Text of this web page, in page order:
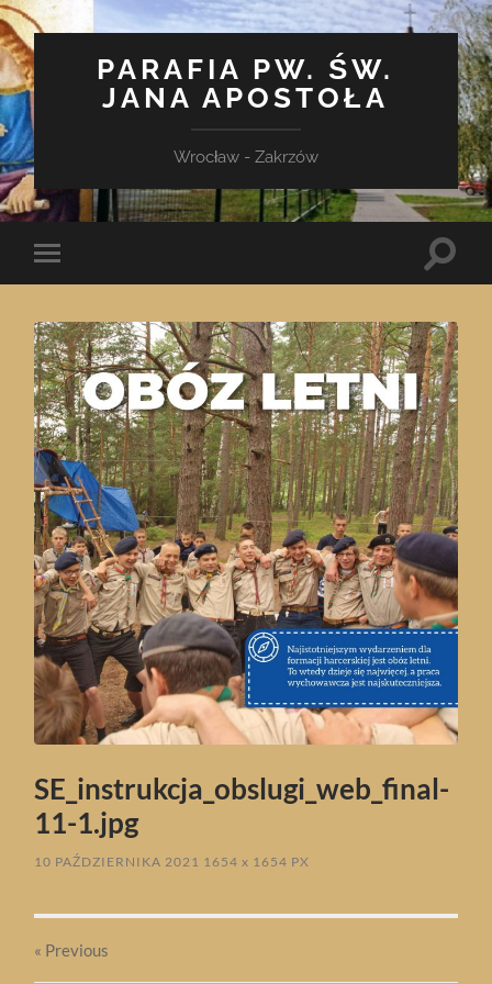
PARAFIA PW. ŚW.
JANA APOSTOŁA
Wrocław - Zakrzów
Toggle
mobile
Toggle
SE_instrukcja_obslugi_web_final-
11-1.jpg
10 PAŹDZIERNIKA 2021 1654x 1654 PX
« Previous